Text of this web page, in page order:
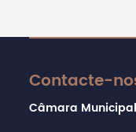
Atualizado em
Contacte-
Câmara